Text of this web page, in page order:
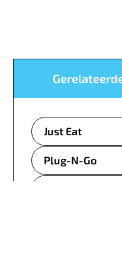
Just Eat
Plug-N-Go